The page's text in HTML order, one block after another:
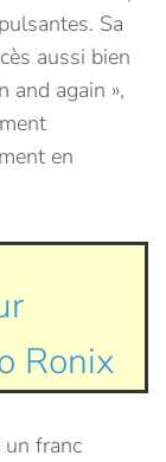
Sa
aussi bien
and again »,
en
Ronix
un franc